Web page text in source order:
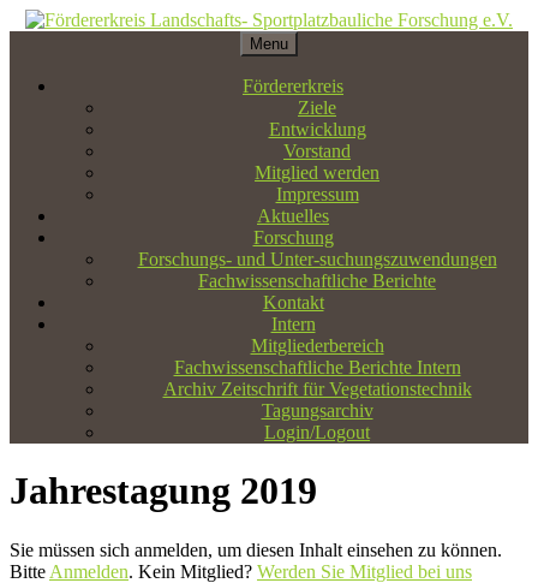
Fördererkreis Landschafts- Sportplatzbauliche Forschung e.V.
Menu
Fördererkreis
Ziele
Entwicklung
Vorstand
Mitglied werden
Impressum
Aktuelles
Forschung
Forschungs- und Unter-suchungszuwendungen
Fachwissenschaftliche Berichte
Kontakt
Intern
Mitgliederbereich
Fachwissenschaftliche Berichte Intern
Archiv Zeitschrift für Vegetationstechnik
Tagungsarchiv
Login/Logout
Jahrestagung 2019
Sie müssen sich anmelden, um diesen Inhalt einsehen zu können.
Bitte Anmelden. Kein Mitglied? Werden Sie Mitglied bei uns